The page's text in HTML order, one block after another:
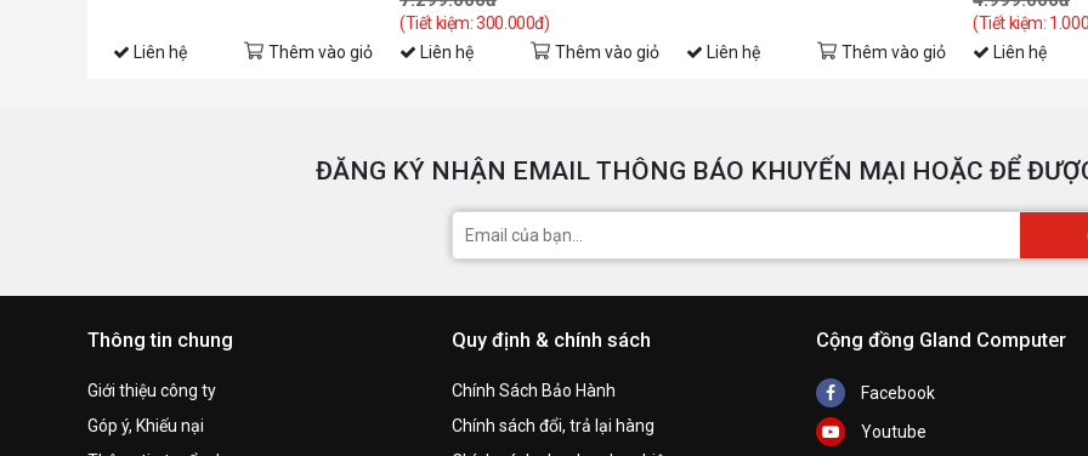
Liên hệ Thêm vào giỏ
(Tiết kiệm: 300.000đ)
Liên hệ Thêm vào giỏ Liên hệ Thêm vào giỏ
(Tiết kiệm:
Liên hệ
ĐĂNG KÝ NHẬN EMAIL THÔNG BÁO KHUYẾN MẠI HOẶC ĐỂ
Thông tin chung
Giới thiệu công ty
Góp ý, Khiếu nại
Quy định & chính sách
Chính Sách Bảo Hành
Chính sách đổi, trả lại hàng
Cộng đồng Gland Computer
Facebook
Youtube